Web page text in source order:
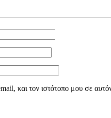
και τον ιστότοπο μου σε